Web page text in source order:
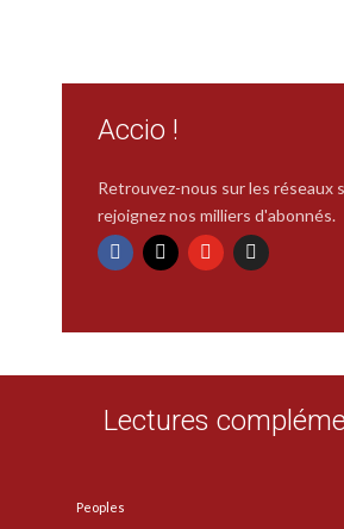
Accio !
Retrouvez-nous sur les réseaux
rejoignez nos milliers d'abonnés.
Lectures
Peoples